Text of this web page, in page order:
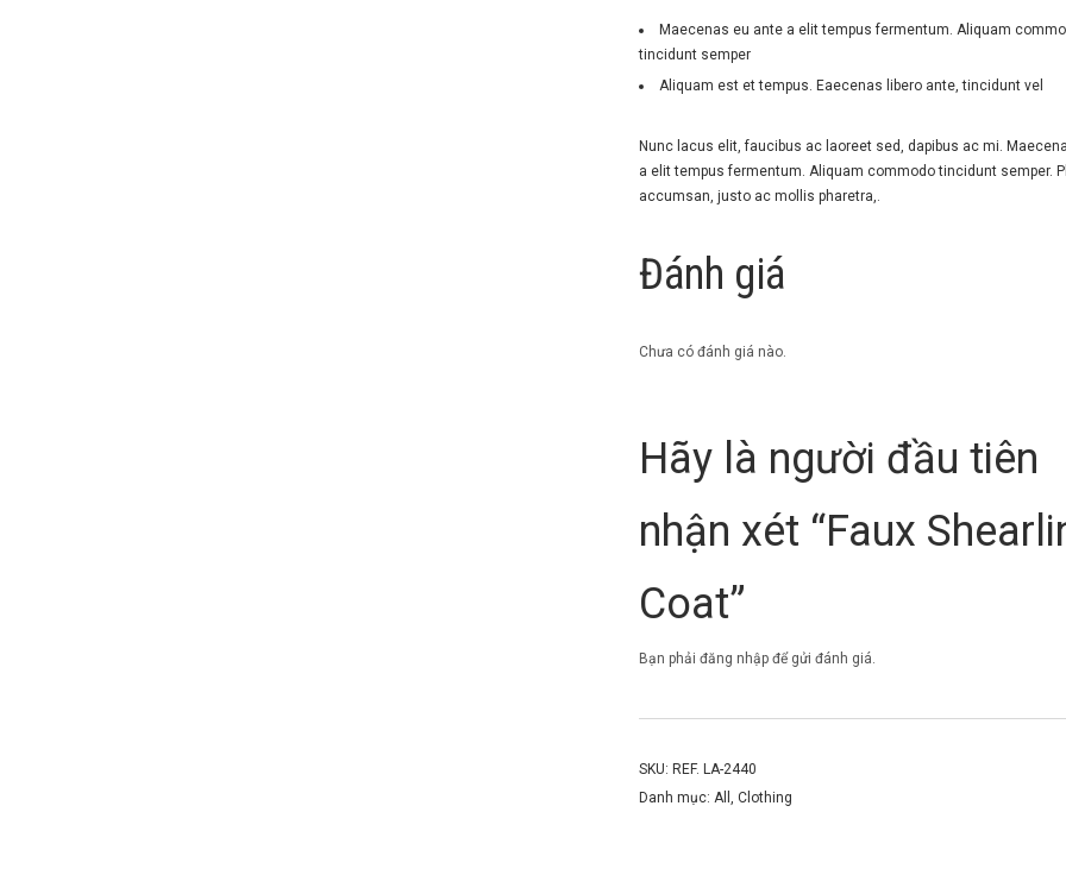
Maecenas eu ante a elit tempus fermentum. Aliquam
tincidunt semper
Aliquam est et tempus. Eaecenas libero ante, tincidunt vel
Nunc lacus elit, faucibus ac laoreet sed, dapibus ac mi.
a elit tempus fermentum. Aliquam commodo tincidunt semper.
accumsan, justo ac mollis pharetra,.
Đánh giá
Chưa có đánh giá nào.
Hãy là người đầu tiên
nhận xét “Faux
Coat”
Bạn phải đăng nhập để gửi đánh giá.
SKU: REF. LA-2440
Danh mục: All Clothing